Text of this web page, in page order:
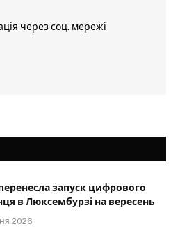
через соц. мережі
запуск цифрового
в Люксембурзі на вересень
2026